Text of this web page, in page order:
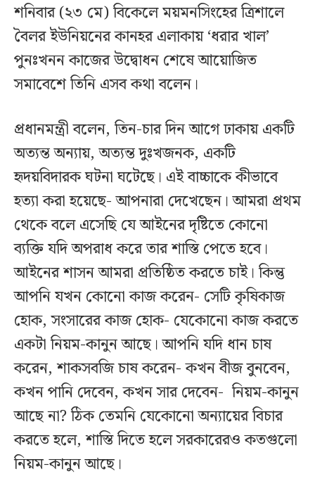
শনিবার (২৩ মে) বিকেলে ময়মনসিংহের ত্রিশালে
বৈলর ইউনিয়নের কানহর এলাকায় ‘ধরার খাল’
পুনঃখনন কাজের উদ্বোধন শেষে আয়োজিত
সমাবেশে তিনি এসব কথা বলেন।
প্রধানমন্ত্রী বলেন, তিন-চার দিন আগে ঢাকায় একটি
অত্যন্ত অন্যায়, অত্যন্ত দুঃখজনক, একটি
হৃদয়বিদারক ঘটনা ঘটেছে। এই বাচ্চাকে কীভাবে
হত্যা করা হয়েছে- আপনারা দেখেছেন। আমরা প্রথম
থেকে বলে এসেছি যে আইনের দৃষ্টিতে কোনো
ব্যক্তি যদি অপরাধ করে তার শাস্তি পেতে হবে।
আইনের শাসন আমরা প্রতিষ্ঠিত করতে চাই। কিন্তু
আপনি যখন কোনো কাজ করেন- সেটি কৃষিকাজ
হোক, সংসারের কাজ হোক- যেকোনো কাজ করতে
একটা নিয়ম-কানুন আছে। আপনি যদি ধান চাষ
করেন, শাকসবজি চাষ করেন- কখন বীজ বুনবেন,
কখন পানি দেবেন, কখন সার দেবেন- নিয়ম-কানুন
আছে না? ঠিক তেমনি যেকোনো অন্যায়ের বিচার
করতে হলে, শাস্তি দিতে হলে সরকারেরও কতগুলো
নিয়ম-কানুন আছে।